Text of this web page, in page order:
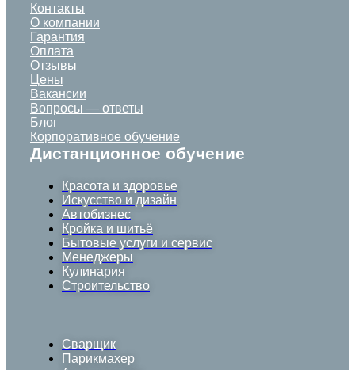
Контакты
О компании
Гарантия
Оплата
Отзывы
Цены
Вакансии
Вопросы — ответы
Блог
Корпоративное обучение
Дистанционное обучение
Красота и здоровье
Искусство и дизайн
Автобизнес
Кройка и шитьё
Бытовые услуги и сервис
Менеджеры
Кулинария
Строительство
Сварщик
Парикмахер